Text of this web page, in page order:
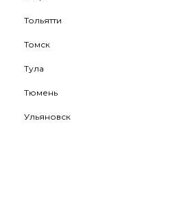
Тольятти
Томск
Тула
Тюмень
Ульяновск